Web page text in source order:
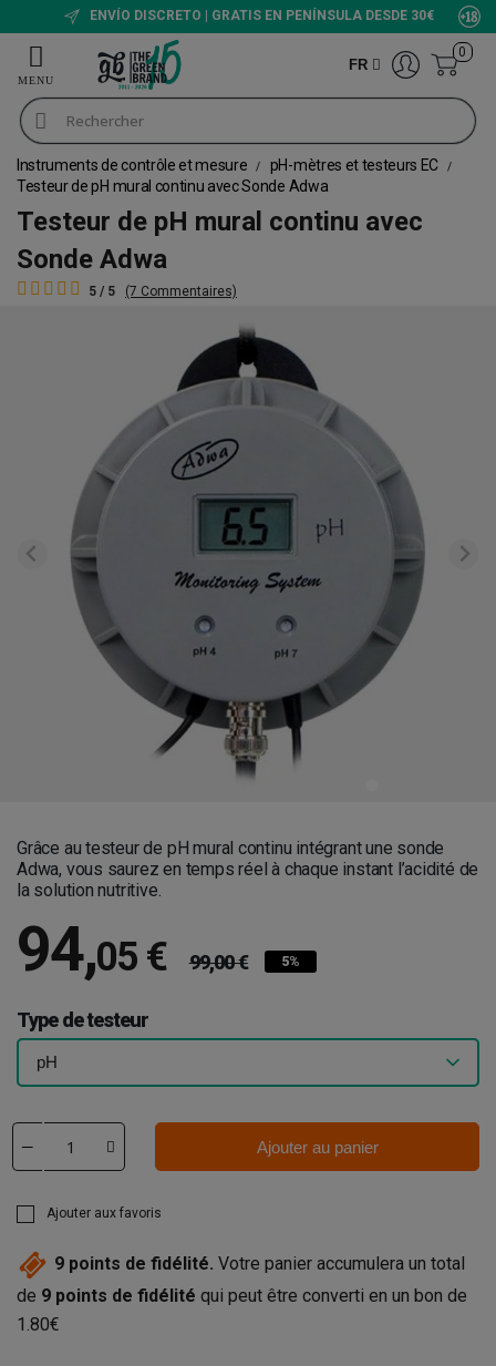
ENVÍO DISCRETO | GRATIS EN PENÍNSULA DESDE 30€
FR
0
Instruments de contrôle et mesure
pH-mètres et testeurs EC
Testeur de pH mural continu avec Sonde Adwa
Testeur de pH mural continu avec
Sonde Adwa
5 / 5 (7 Commentaires)
Grâce au testeur de pH mural continu intégrant une sonde
Adwa, vous saurez en temps réel à chaque instant l’acidité de
la solution nutritive.
94,05 € 99,00 € 5%
Type de testeur
Ajouter au panier
Ajouter aux favoris
9 points de fidélité. Votre panier accumulera un total
de 9 points de fidélité qui peut être converti en un bon de
1.80€